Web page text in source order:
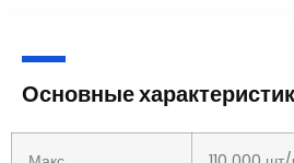
Основные характеристики